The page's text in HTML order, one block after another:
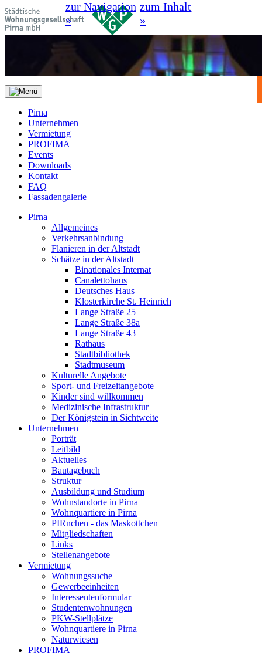
zur Navigation
»
zum Inhalt
»
Pirna
Unternehmen
Vermietung
PROFIMA
Events
Downloads
Kontakt
FAQ
Fassadengalerie
Pirna
Allgemeines
Verkehrsanbindung
Flanieren in der Altstadt
Schätze in der Altstadt
Binationales Internat
Canalettohaus
Deutsches Haus
Klosterkirche St. Heinrich
Lange Straße 25
Lange Straße 38a
Lange Straße 43
Rathaus
Stadtbibliothek
Stadtmuseum
Kulturelle Angebote
Sport- und Freizeitangebote
Kinder sind willkommen
Medizinische Infrastruktur
Der Königstein in Sichtweite
Unternehmen
Porträt
Leitbild
Aktuelles
Bautagebuch
Struktur
Ausbildung und Studium
Wohnstandorte in Pirna
Wohnquartiere in Pirna
PIRnchen - das Maskottchen
Mitgliedschaften
Links
Stellenangebote
Vermietung
Wohnungssuche
Gewerbeeinheiten
Interessentenformular
Studentenwohnungen
PKW-Stellplätze
Wohnquartiere in Pirna
Naturwiesen
PROFIMA